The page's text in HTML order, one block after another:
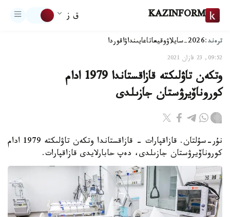
KAZINFORM ق ز
ترەند:2026-سايلاۋ وقيعاتاعايىنداۋاقوردا
09:52, 23 قازان 2021
وتكەن تاۋلىكتە قازاقستاندا 1979 ادام
كوروناۆيرۋستان جازىلدى
نۇر-سۇلتان. قازاقپارات - قازاقستاندا وتكەن تاۋلىكتە 1979 ادام
كوروناۆيرۋستان جازىلدى، دەپ حابارلايدى قازاقپارات.